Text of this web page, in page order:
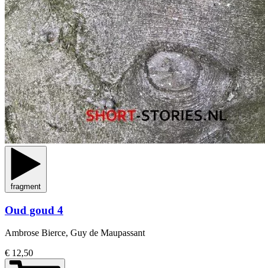
fragment
Oud goud 4
Ambrose Bierce, Guy de Maupassant
€ 12,50